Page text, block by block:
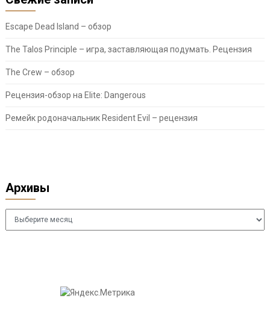
Escape Dead Island – обзор
The Talos Principle – игра, заставляющая подумать. Рецензия
The Crew – обзор
Рецензия-обзор на Elite: Dangerous
Ремейк родоначальник Resident Evil – рецензия
Архивы
Архивы